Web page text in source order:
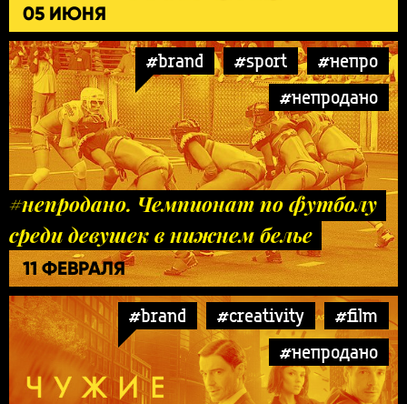
05 ИЮНЯ
#brand #sport
#непро
#непродано
#непродано. Чемпионат по футболу
среди девушек в нижнем белье
11 ФЕВРАЛЯ
#brand #creativity
#film
#непродано